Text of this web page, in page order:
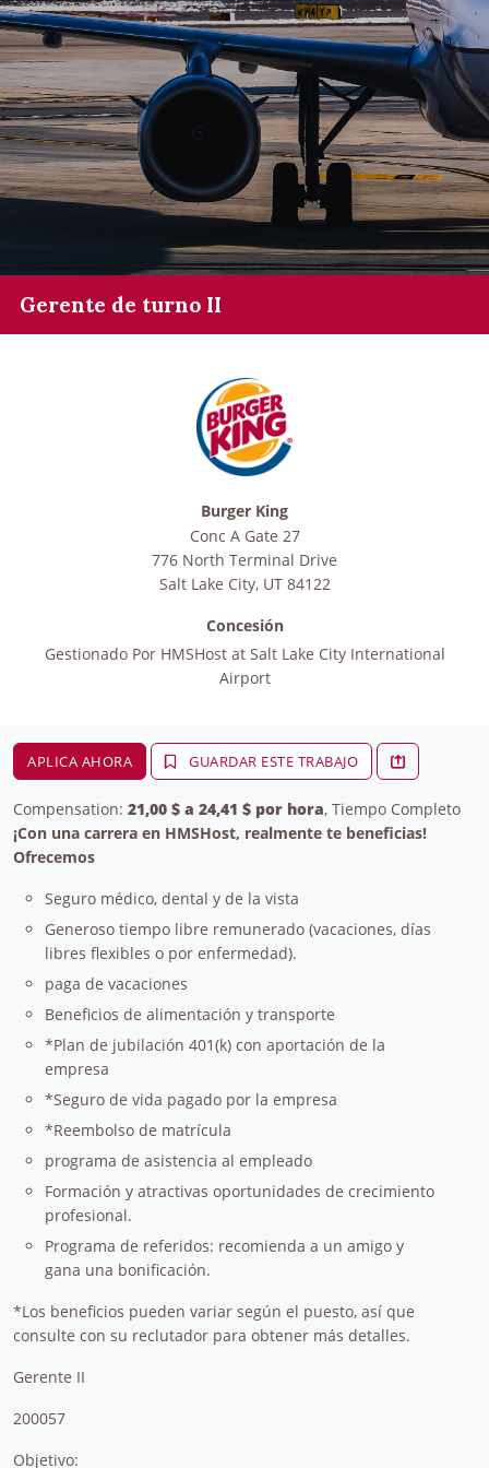
Gerente de turno II
Burger King
Conc A Gate 27
776 North Terminal Drive
Salt Lake City, UT 84122
Concesión
Gestionado Por HMSHost at Salt Lake City International
Airport
APLICA AHORA GUARDAR ESTE TRABAJO
Compensation: 21,00 $ a 24,41 $ por hora, Tiempo Completo
¡Con una carrera en HMSHost, realmente te beneficias!
Ofrecemos
Seguro médico, dental y de la vista
Generoso tiempo libre remunerado (vacaciones, días
libres flexibles o por enfermedad).
paga de vacaciones
Beneficios de alimentación y transporte
*Plan de jubilación 401(k) con aportación de la
empresa
*Seguro de vida pagado por la empresa
*Reembolso de matrícula
programa de asistencia al empleado
Formación y atractivas oportunidades de crecimiento
profesional.
Programa de referidos: recomienda a un amigo y
gana una bonificación.
*Los beneficios pueden variar según el puesto, así que
consulte con su reclutador para obtener más detalles.
Gerente II
200057
Objetivo: